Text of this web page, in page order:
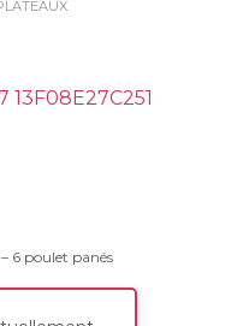
6 poulet panés